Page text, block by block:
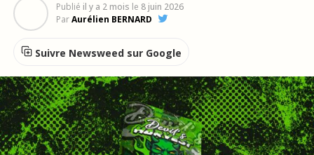
Publié il y a 2 mois le 8 juin 2026
ParAurélien BERNARD
Suivre Newsweed sur Google